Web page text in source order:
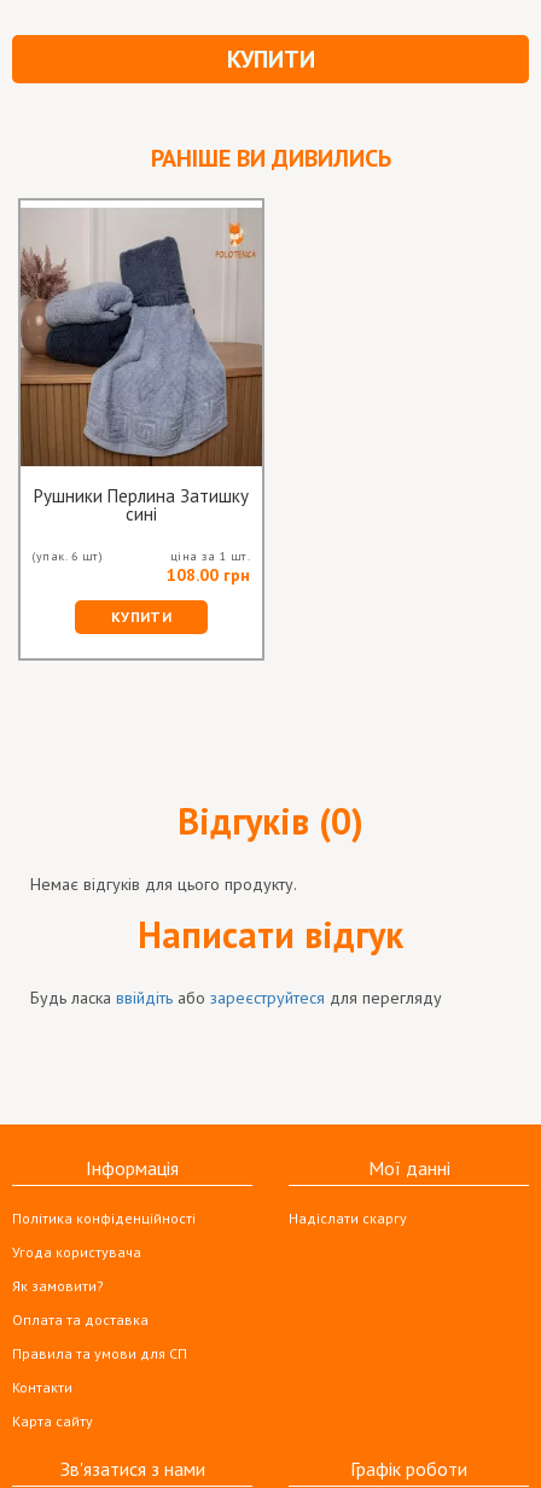
КУПИТИ
РАНІШЕ ВИ ДИВИЛИСЬ
Рушники Перлина Затишку
сині
(упак. 6 шт) ціна за 1 шт.
108.00 грн
КУПИТИ
Відгуків (0)
Немає відгуків для цього продукту.
Написати відгук
Будь ласка ввійдіть або зареєструйтеся для перегляду
Інформація
Політика конфіденційності
Угода користувача
Як замовити?
Оплата та доставка
Правила та умови для СП
Контакти
Карта сайту
Мої данні
Надіслати скаргу
Зв'язатися з нами Графік роботи